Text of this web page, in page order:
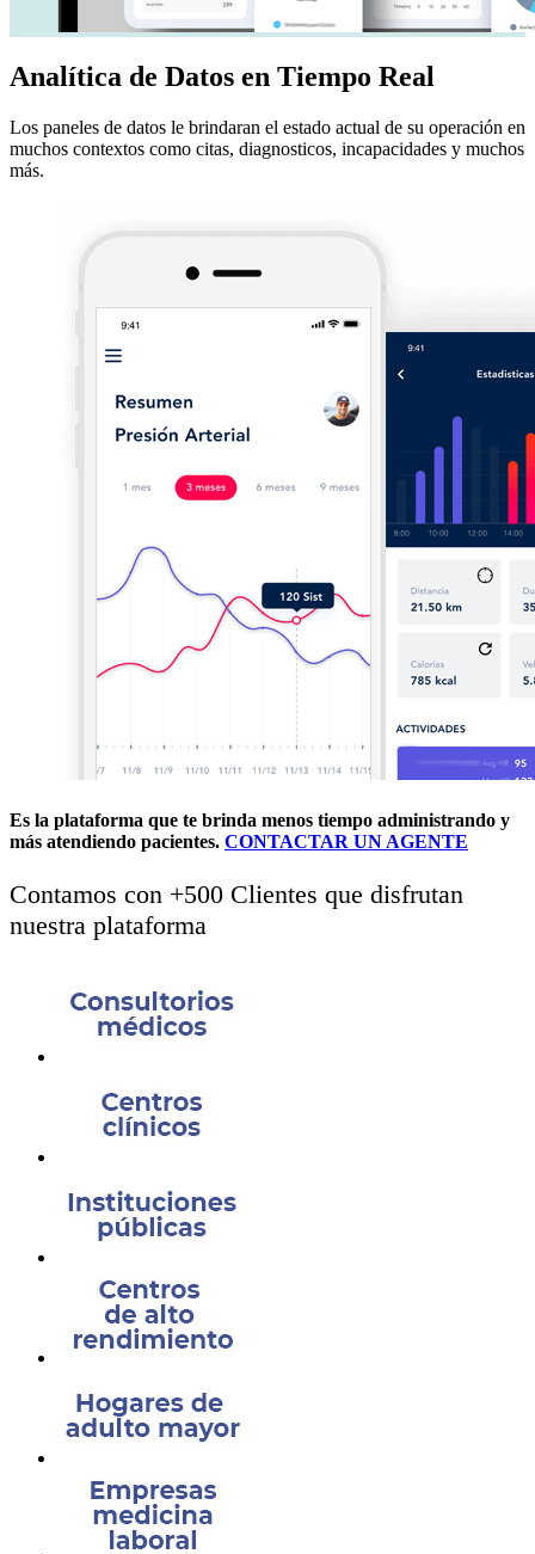
Analítica de Datos en Tiempo Real
Los paneles de datos le brindaran el estado actual de su operación en
muchos contextos como citas, diagnosticos, incapacidades y muchos
más.
Es la plataforma que te brinda menos tiempo administrando y
más atendiendo pacientes. CONTACTAR UN AGENTE
Contamos con +500 Clientes que disfrutan
nuestra plataforma